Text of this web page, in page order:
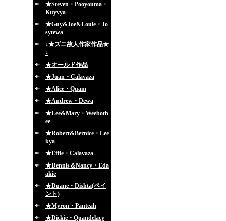
★Steven・Pooyouma・
Kuyvya
★Guy&Joe&Louie・Jo
sytewa
↓★ズニ故人作家作品★
↓
★オールド作品
★Juan・Calavaza
★Alice・Quam
★Andrew・Dewa
★Lee&Mary・Weeboth
ee
★Robert&Bernice・Lee
kya
★Effie・Calavaza
★Dennis＆Nancy・Eda
akie
★Duane・Dishta(ペイ
ント)
★Myron・Panteah
★Dickie・Quandelacy